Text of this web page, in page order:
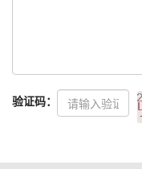
验证码：